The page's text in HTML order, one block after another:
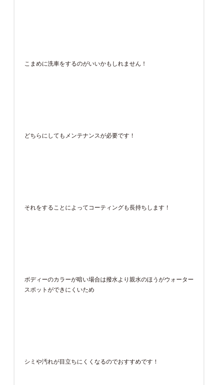
こまめに洗車をするのがいいかもしれません！
どちらにしてもメンテナンスが必要です！
それをすることによってコーティングも長持ちします！
ボディーのカラーが暗い場合は撥水より親水のほうがウォーター
スポットができにくいため
シミや汚れが目立ちにくくなるのでおすすめです！